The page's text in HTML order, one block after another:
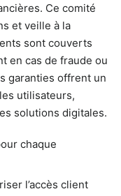
Ce comité
et veille à la
sont couverts
en cas de fraude ou
garanties offrent un
utilisateurs,
solutions digitales.
chaque
l’accès client